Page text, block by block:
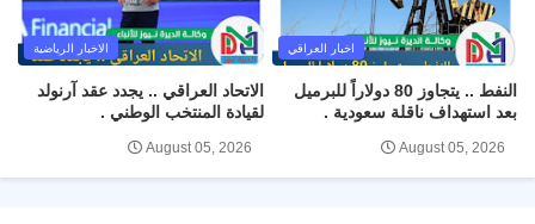
اخبار العراقي
النفط .. يتجاوز 80 دولاراً للبرميل
بعد استهداف ناقلة سعودية .
August 05, 2026
الاخبار الرياضية
الاتحاد العراقي .. يجدد عقد آرنولد
لقيادة المنتخب الوطني .
August 05, 2026